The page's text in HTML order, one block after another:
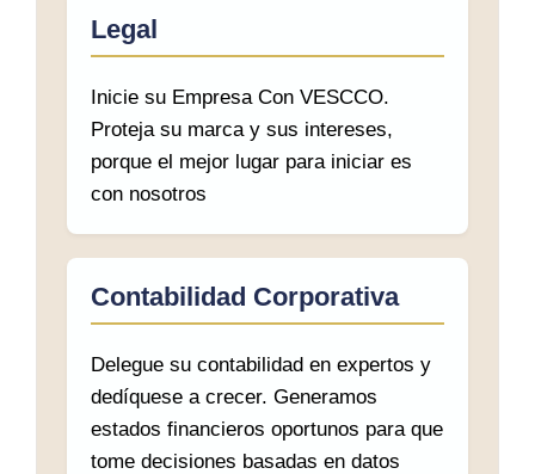
Legal
Inicie su Empresa Con VESCCO.
Proteja su marca y sus intereses,
porque el mejor lugar para iniciar es
con nosotros
Contabilidad Corporativa
Delegue su contabilidad en expertos y
dedíquese a crecer. Generamos
estados financieros oportunos para que
tome decisiones basadas en datos